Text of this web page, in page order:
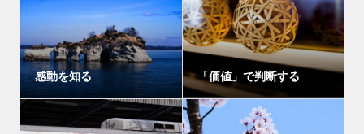
感動を知る 「価値」で判断する